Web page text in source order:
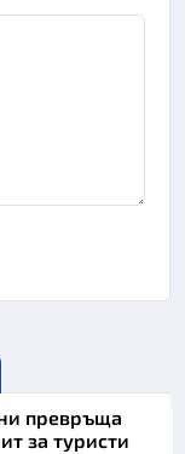
превръща
за туристи